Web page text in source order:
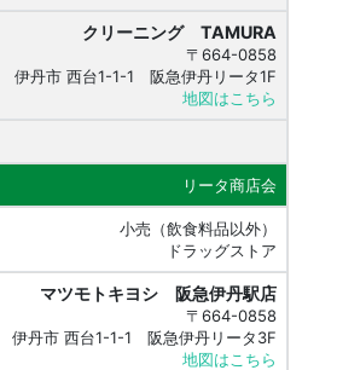
クリーニング TAMURA
〒664-0858
伊丹市 西台1-1-1 阪急伊丹リータ1F
地図はこちら
リータ商店会
小売（飲食料品以外）
ドラッグストア
マツモトキヨシ 阪急伊丹駅店
〒664-0858
伊丹市 西台1-1-1 阪急伊丹リータ3F
地図はこちら